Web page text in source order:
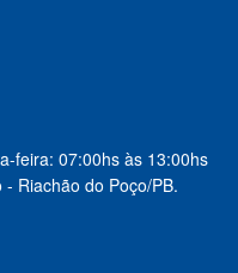
feira: 07:00hs às 13:00hs
Riachão do Poço/PB.